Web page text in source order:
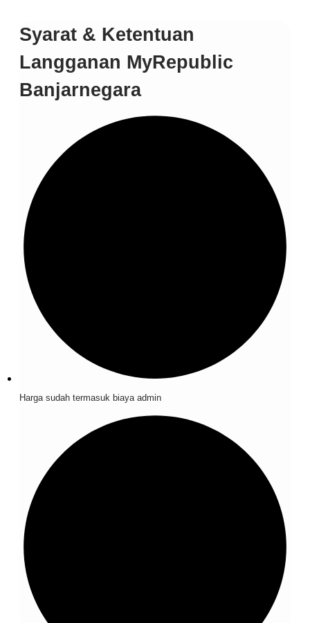
Syarat & Ketentuan
Langganan MyRepublic
Banjarnegara
Harga sudah termasuk biaya admin